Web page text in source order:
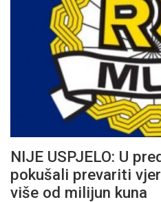
NIJE USPJELO: U
pokušali prevariti
više od milijun kuna